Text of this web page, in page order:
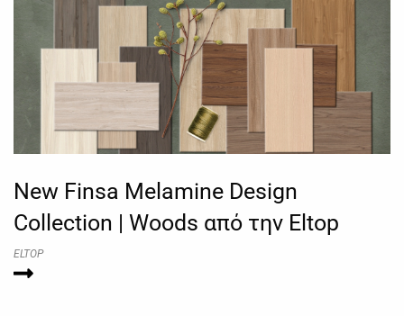
New Finsa Melamine Design
Collection | Woods από την Eltop
ELTOP